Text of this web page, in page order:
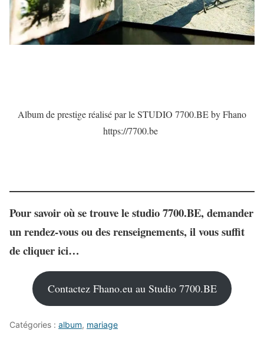
Album de prestige réalisé par le STUDIO 7700.BE by Fhano
https://7700.be
Poursavoir où se trouve le studio 7700.BE, demander
un rendez-vous ou des renseignements, il vous suffit
de cliquer ici…
Contactez Fhano.eu au Studio 7700.BE
Catégories : album, mariage